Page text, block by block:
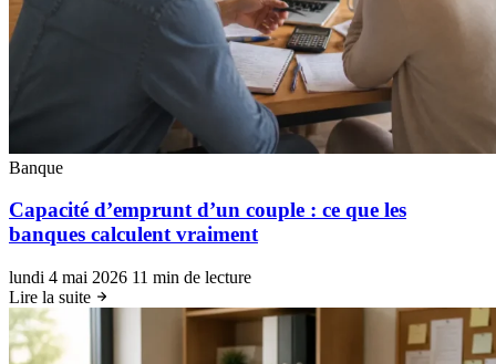
Banque
Capacité d’emprunt d’un couple : ce que les
banques calculent vraiment
lundi 4 mai 2026 11 min de lecture
Lire la suite